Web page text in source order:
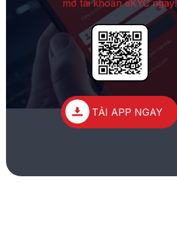
mở tài khoản eKYC ngay!
TẢI APP NGAY